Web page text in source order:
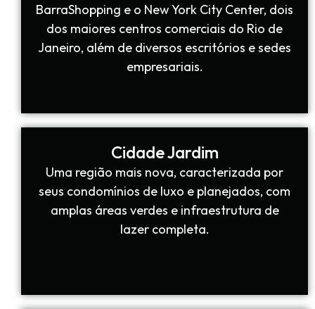
BarraShopping e o New York City Center, dois
dos maiores centros comerciais do Rio de
Janeiro, além de diversos escritórios e sedes
empresariais.
Cidade Jardim
Uma região mais nova, caracterizada por
seus condomínios de luxo e planejados, com
amplas áreas verdes e infraestrutura de
lazer completa.